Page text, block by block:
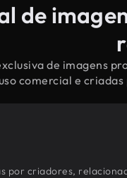
de
de imagens
comercial e
por criadores,